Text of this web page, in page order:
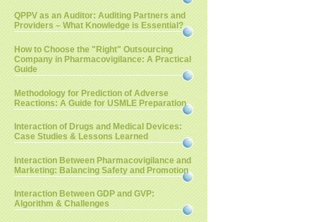
QPPV as an Auditor: Auditing Partners and
Providers – What Knowledge is Essential?
How to Choose the "Right" Outsourcing
Company in Pharmacovigilance: A Practical
Guide
Methodology for Prediction of Adverse
Reactions: A Guide for USMLE Preparation
Interaction of Drugs and Medical Devices:
Case Studies & Lessons Learned
Interaction Between Pharmacovigilance and
Marketing: Balancing Safety and Promotion
Interaction Between GDP and GVP:
Algorithm & Challenges